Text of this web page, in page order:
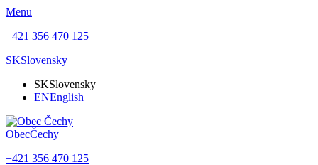
Menu
+421 356 470 125
SKSlovensky
SKSlovensky
ENEnglish
ObecČechy
+421 356 470 125